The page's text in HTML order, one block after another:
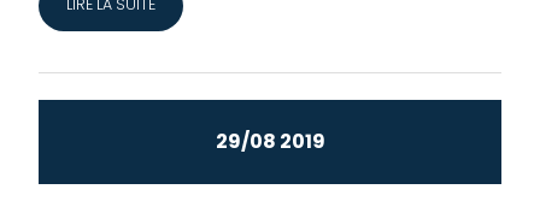
LIRE LA SUITE
29/08 2019